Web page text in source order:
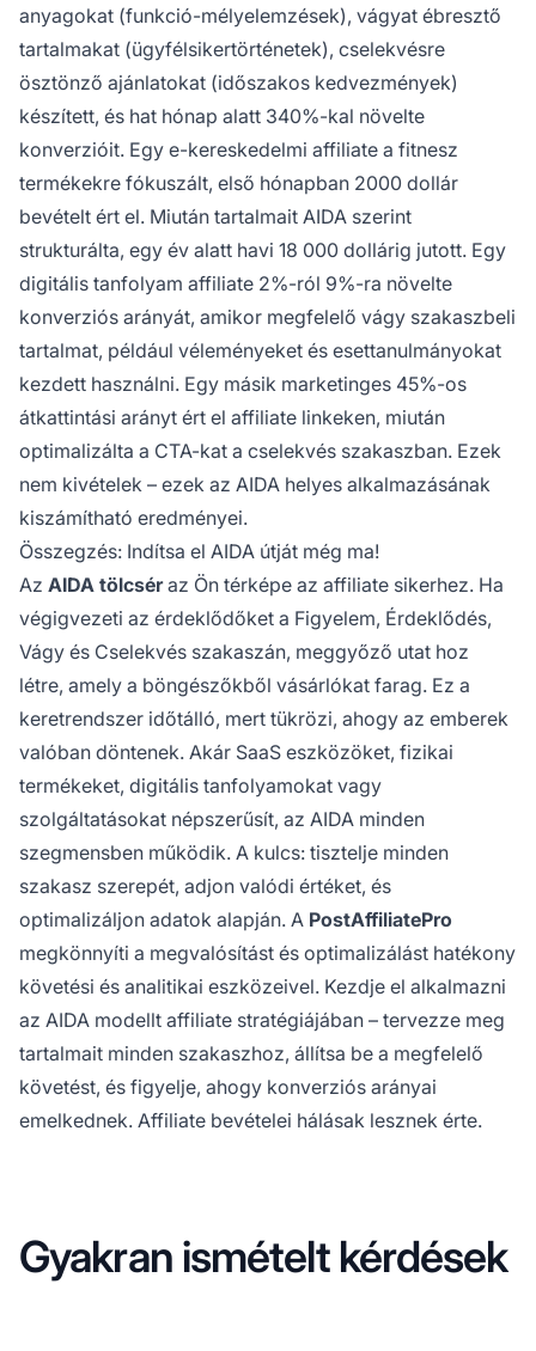
anyagokat (funkció-mélyelemzések), vágyat ébresztő
tartalmakat (ügyfélsikertörténetek), cselekvésre
ösztönző ajánlatokat (időszakos kedvezmények)
készített, és hat hónap alatt 340%-kal növelte
konverzióit. Egy e-kereskedelmi affiliate a fitnesz
termékekre fókuszált, első hónapban 2000 dollár
bevételt ért el. Miután tartalmait AIDA szerint
strukturálta, egy év alatt havi 18 000 dollárig jutott. Egy
digitális tanfolyam affiliate 2%-ról 9%-ra növelte
konverziós arányát, amikor megfelelő vágy szakaszbeli
tartalmat, például véleményeket és esettanulmányokat
kezdett használni. Egy másik marketinges 45%-os
átkattintási arányt ért el affiliate linkeken, miután
optimalizálta a CTA-kat a cselekvés szakaszban. Ezek
nem kivételek – ezek az AIDA helyes alkalmazásának
kiszámítható eredményei.
Összegzés: Indítsa el AIDA útját még ma!
Az AIDA tölcséraz Ön térképe az affiliate sikerhez. Ha
végigvezeti az érdeklődőket a Figyelem, Érdeklődés,
Vágy és Cselekvés szakaszán, meggyőző utat hoz
létre, amely a böngészőkből vásárlókat farag. Ez a
keretrendszer időtálló, mert tükrözi, ahogy az emberek
valóban döntenek. Akár SaaS eszközöket, fizikai
termékeket, digitális tanfolyamokat vagy
szolgáltatásokat népszerűsít, az AIDA minden
szegmensben működik. A kulcs: tisztelje minden
szakasz szerepét, adjon valódi értéket, és
optimalizáljon adatok alapján. A PostAffiliatePro
megkönnyíti a megvalósítást és optimalizálást hatékony
követési és analitikai eszközeivel. Kezdje el alkalmazni
az AIDA modellt affiliate stratégiájában – tervezze meg
tartalmait minden szakaszhoz, állítsa be a megfelelő
követést, és figyelje, ahogy konverziós arányai
emelkednek. Affiliate bevételei hálásak lesznek érte.
Gyakran ismételt kérdések